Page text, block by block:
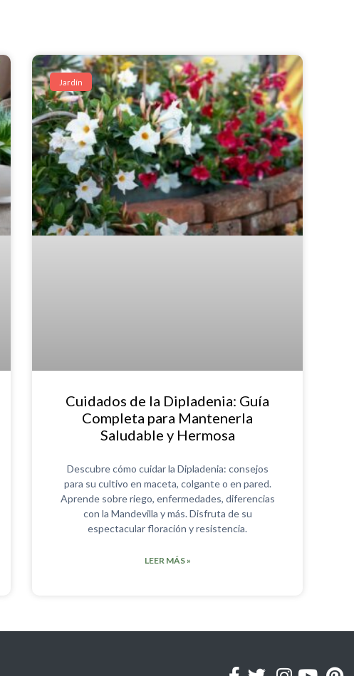
Jardín
Cuidados de la Dipladenia: Guía
Completa para Mantenerla
Saludable y Hermosa
Descubre cómo cuidar la Dipladenia: consejos
para su cultivo en maceta, colgante o en pared.
Aprende sobre riego, enfermedades, diferencias
con la Mandevilla y más. Disfruta de su
espectacular floración y resistencia.
LEER MÁS »